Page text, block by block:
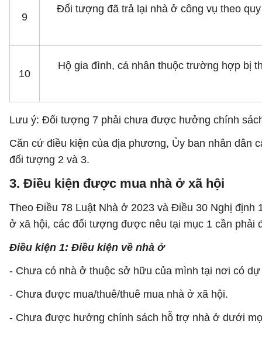
9
Đối tượng đã trả lại nhà ở công vụ theo
10
Hộ gia đình, cá nhân thuộc trường hợp bị
Lưu ý: Đối tượng 7 phải chưa được hưởng chính
Căn cứ điều kiện của địa phương, Ủy ban nhân dân
đối tượng 2 và 3.
3. Điều kiện được mua nhà ở xã hội
Theo Điều 78 Luật Nhà ở 2023 và Điều 30 Nghị
ở xã hội, các đối tượng được nêu tại mục 1 cần phải
Điều kiện 1: Điều kiện về nhà ở
- Chưa có nhà ở thuộc sở hữu của mình tại nơi có
- Chưa được mua/thuê/thuê mua nhà ở xã hội.
- Chưa được hưởng chính sách hỗ trợ nhà ở dưới